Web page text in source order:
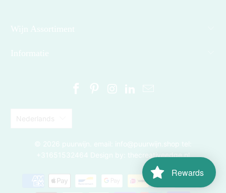
Wijn Assortiment
Informatie
Nederlands
© 2026 puurwijn . email: info@puurwijn.shop tel:
+31651532464 Design by: thecreativeedge.nl
Rewards